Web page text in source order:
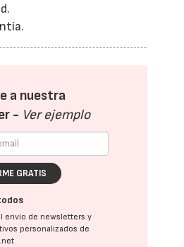
a nuestra
- Ver ejemplo
GRATIS
envío de newsletters y
personalizados de